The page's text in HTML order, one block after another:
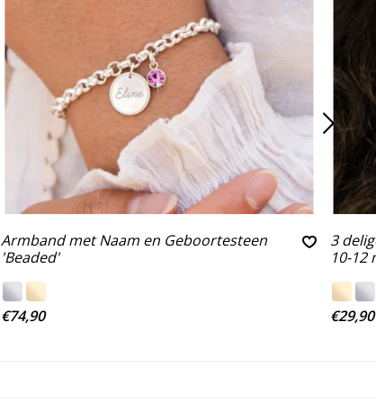
Armband met Naam en Geboortesteen
'Beaded'
€74,90
3
10-12
€29,90